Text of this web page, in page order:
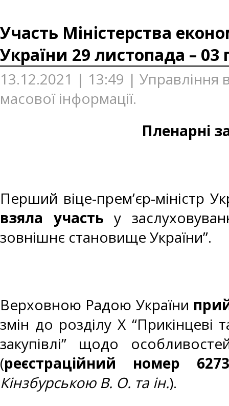
Участь Міністерства
України 29 листопада – 03
13.12.2021 | 13:49 | Управління
масової інформації.
Пленарні
Перший віце-прем’єр-міністр
взяла участь у
зовнішнє становище України”.
Верховною Радою України
змін до розділу Х “Прикінцеві
закупівлі” щодо
(реєстраційний номер
Кінзбурською В. О. та ін.).